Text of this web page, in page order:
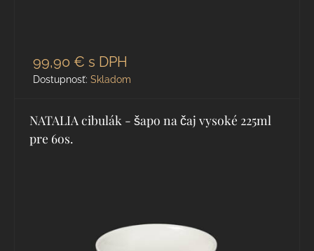
99,90 € s DPH
Dostupnosť: Skladom
NATALIA cibulák - šapo na čaj vysoké 225ml
pre 6os.